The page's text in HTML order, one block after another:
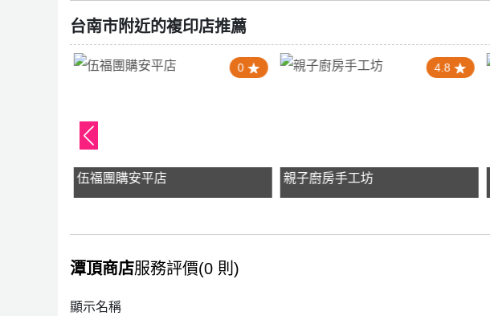
台南市附近的複印店推薦
0
伍福團購安平店
4.8
親子廚房手工坊
潭頂商店服務評價(0 則)
顯示名稱